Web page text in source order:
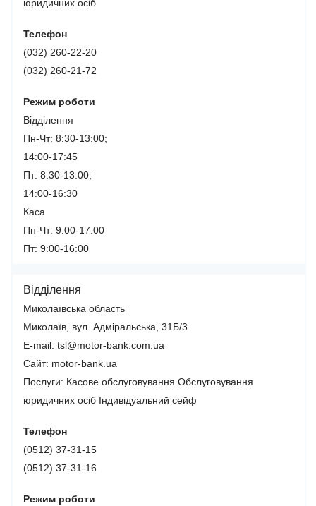
юридичних осіб
Телефон
(032) 260-22-20
(032) 260-21-72
Режим роботи
Відділення
Пн-Чт: 8:30-13:00;
14:00-17:45
Пт: 8:30-13:00;
14:00-16:30
Каса
Пн-Чт: 9:00-17:00
Пт: 9:00-16:00
Відділення
Миколаївська область
Миколаїв, вул. Адміральська, 31Б/3
E-mail: tsl@motor-bank.com.ua
Сайт: motor-bank.ua
Послуги: Касове обслуговування Обслуговування
юридичних осіб Індивідуальний сейф
Телефон
(0512) 37-31-15
(0512) 37-31-16
Режим роботи